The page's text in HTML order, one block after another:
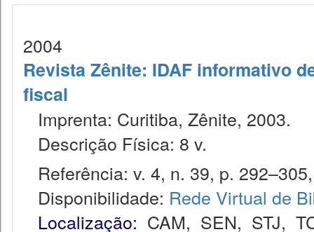
2004
Revista Zênite: IDAF informativo
fiscal
Imprenta: Curitiba, Zênite, 2003.
Descrição Física: 8 v.
Referência: v. 4, n. 39, p.
Disponibilidade: Rede Virtual de
Localização: CAM, SEN, STJ,